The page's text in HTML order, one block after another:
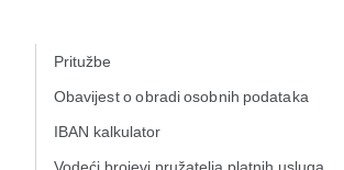
Pritužbe
Obavijest o obradi osobnih podataka
IBAN kalkulator